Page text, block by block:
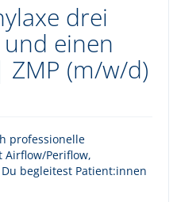
drei
einen
(m/w/d)
professionelle
Periflow,
begleitest Patient:innen